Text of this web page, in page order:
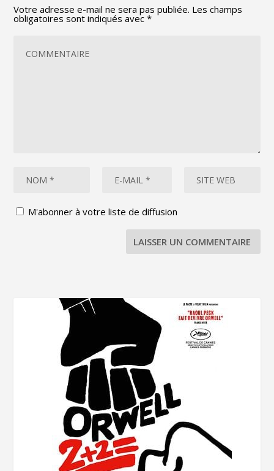
Votre adresse e-mail ne sera pas publiée. Les champs
obligatoires sont indiqués avec*
M'abonner à votre liste de diffusion